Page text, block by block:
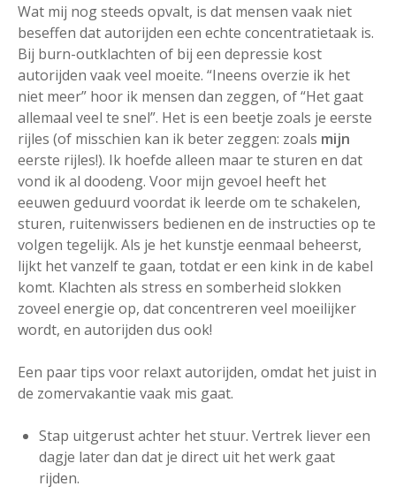
Wat mij nog steeds opvalt, is dat mensen vaak niet
beseffen dat autorijden een echte concentratietaak is.
Bij burn-outklachten of bij een depressie kost
autorijden vaak veel moeite. “Ineens overzie ik het
niet meer” hoor ik mensen dan zeggen, of “Het gaat
allemaal veel te snel”. Het is een beetje zoals je eerste
rijles (of misschien kan ik beter zeggen: zoals mijn
eerste rijles!). Ik hoefde alleen maar te sturen en dat
vond ik al doodeng. Voor mijn gevoel heeft het
eeuwen geduurd voordat ik leerde om te schakelen,
sturen, ruitenwissers bedienen en de instructies op te
volgen tegelijk. Als je het kunstje eenmaal beheerst,
lijkt het vanzelf te gaan, totdat er een kink in de kabel
komt. Klachten als stress en somberheid slokken
zoveel energie op, dat concentreren veel moeilijker
wordt, en autorijden dus ook!
Een paar tips voor relaxt autorijden, omdat het juist in
de zomervakantie vaak mis gaat.
Stap uitgerust achter het stuur. Vertrek liever een
dagje later dan dat je direct uit het werk gaat
rijden.